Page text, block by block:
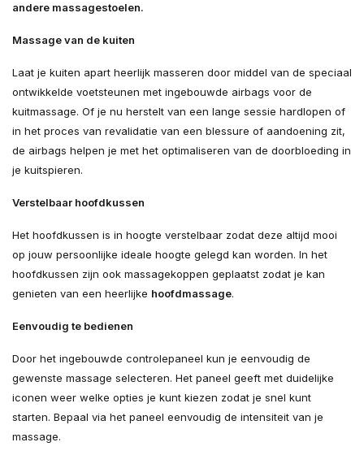
andere massagestoelen.
Massage van de kuiten
Laat je kuiten apart heerlijk masseren door middel van de speciaal
ontwikkelde voetsteunen met ingebouwde airbags voor de
kuitmassage. Of je nu herstelt van een lange sessie hardlopen of
in het proces van revalidatie van een blessure of aandoening zit,
de airbags helpen je met het optimaliseren van de doorbloeding in
je kuitspieren.
Verstelbaar hoofdkussen
Het hoofdkussen is in hoogte verstelbaar zodat deze altijd mooi
op jouw persoonlijke ideale hoogte gelegd kan worden. In het
hoofdkussen zijn ook massagekoppen geplaatst zodat je kan
genieten van een heerlijke hoofdmassage.
Eenvoudig te bedienen
Door het ingebouwde controlepaneel kun je eenvoudig de
gewenste massage selecteren. Het paneel geeft met duidelijke
iconen weer welke opties je kunt kiezen zodat je snel kunt
starten. Bepaal via het paneel eenvoudig de intensiteit van je
massage.